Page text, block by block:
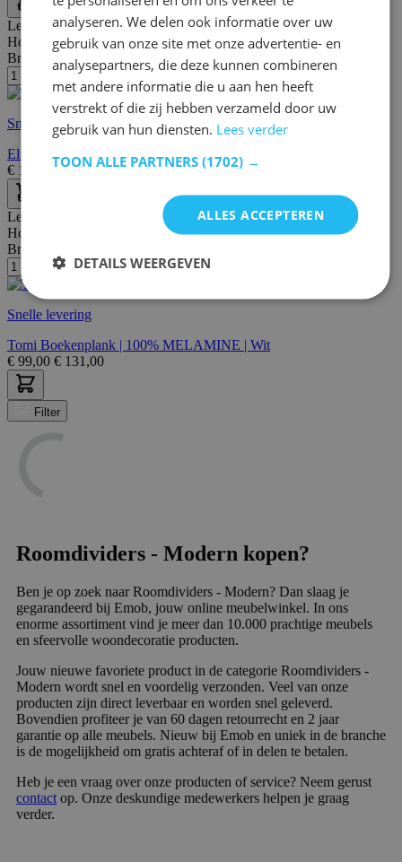
Lengte:90 cm
Hoogte:156 cm
Breedte/diepte:
20 cm
Snelle levering
Elif Boekenplank | 100% MELAMINE | Wit
€ 109,00 €129,00
Lengte:
Hoogte:
Breedte/diepte:
Snelle levering
Tomi Boekenplank | 100% MELAMINE | Wit
€ 99,00 € 131,00
Filter
Roomdividers - Modern kopen?
Ben je op zoek naar Roomdividers - Modern? Dan slaag je
gegarandeerd bij Emob, jouw online meubelwinkel. In ons
enorme assortiment vind je meer dan 10.000 prachtige meubels
en sfeervolle woondecoratie producten.
Jouw nieuwe favoriete product in de categorie Roomdividers -
Modern wordt snel en voordelig verzonden. Veel van onze
producten zijn direct leverbaar en worden snel geleverd.
Bovendien profiteer je van 60 dagen retourrecht en 2 jaar
garantie op alle meubels. Nieuw bij Emob en uniek in de branche
is de mogelijkheid om gratis achteraf of in delen te betalen.
Heb je een vraag over onze producten of service? Neem gerust
contact op. Onze deskundige medewerkers helpen je graag
verder.
analyseren. We delen ook informatie over uw
gebruik van onze site met onze advertentie- en
analysepartners, die deze kunnen combineren
met andere informatie die u aan hen heeft
verstrekt of die zij hebben verzameld door uw
gebruik van hun diensten. Lees verder
TOON ALLE PARTNERS (1702) →
ALLES ACCEPTEREN
DETAILS WEERGEVEN